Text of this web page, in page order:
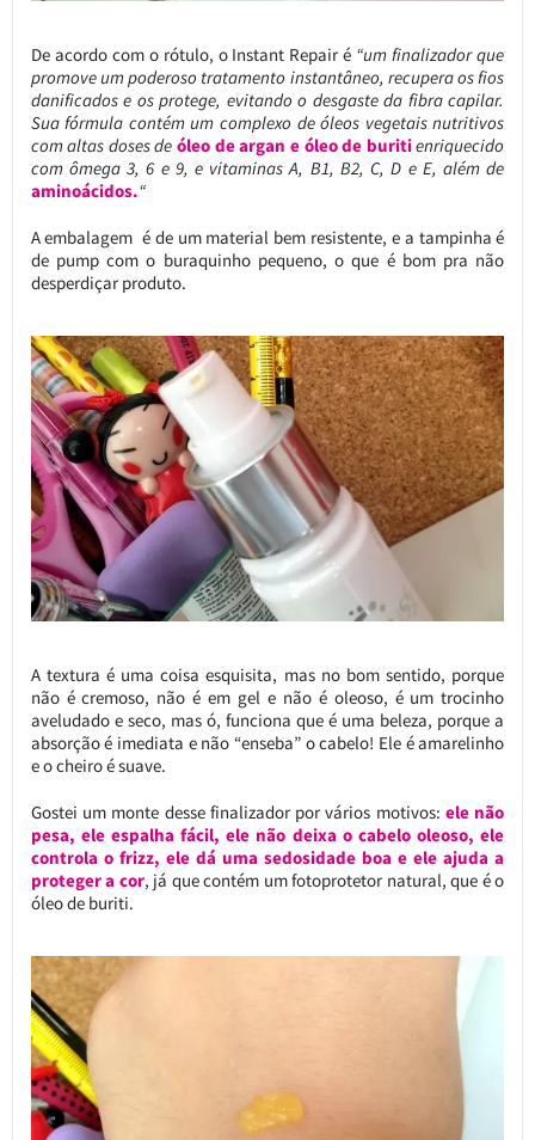
De acordo com o rótulo, o Instant Repair é “um finalizador que
promove um poderoso tratamento instantâneo, recupera os fios
danificados e os protege, evitando o desgaste da fibra capilar.
Sua fórmula contém um complexo de óleos vegetais nutritivos
com altas doses deóleo de argan e óleo de buritienriquecido
com ômega 3, 6 e 9, e vitaminas A, B1, B2, C, D e E, além de
aminoácidos.“
A embalagem é de um material bem resistente, e a tampinha é
de pump com o buraquinho pequeno, o que é bom pra não
desperdiçar produto.
A textura é uma coisa esquisita, mas no bom sentido, porque
não é cremoso, não é em gel e não é oleoso, é um trocinho
aveludado e seco, mas ó, funciona que é uma beleza, porque a
absorção é imediata e não “enseba” o cabelo! Ele é amarelinho
e o cheiro é suave.
Gostei um monte desse finalizador por vários motivos:ele não
pesa, ele espalha fácil, ele não deixa o cabelo oleoso, ele
controla o frizz, ele dá uma sedosidade boa e ele ajuda a
proteger a cor, já que contém um fotoprotetor natural, que é o
óleo de buriti.